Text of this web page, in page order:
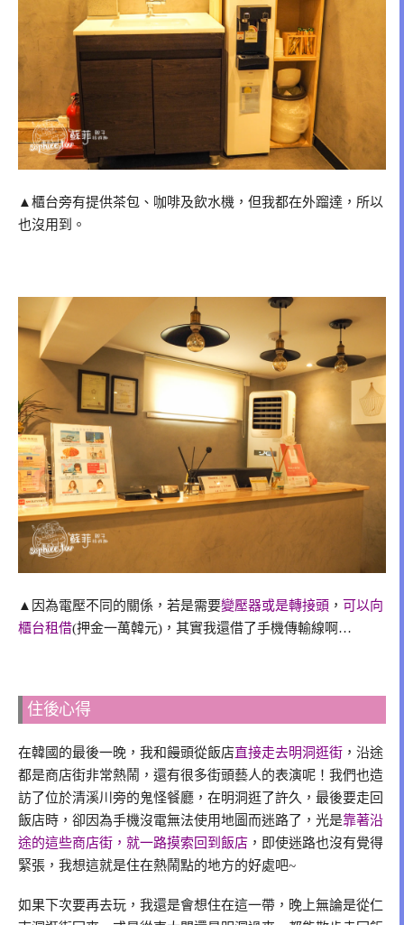
▲櫃台旁有提供茶包、咖啡及飲水機，但我都在外蹓達，所以
也沒用到。
▲因為電壓不同的關係，若是需要變壓器或是轉接頭 ， 可以向
櫃台租借(押金一萬韓元)，其實我還借了手機傳輸線啊…
住後心得
在韓國的最後一晚，我和饅頭從飯店直接走去明洞逛街 ，沿途
都是商店街非常熱鬧，還有很多街頭藝人的表演呢！我們也造
訪了位於清溪川旁的鬼怪餐廳，在明洞逛了許久，最後要走回
飯店時，卻因為手機沒電無法使用地圖而迷路了，光是靠著沿
途的這些商店街，就一路摸索回到飯店 ，即使迷路也沒有覺得
緊張，我想這就是住在熱鬧點的地方的好處吧~
如果下次要再去玩，我還是會想住在這一帶，晚上無論是從仁